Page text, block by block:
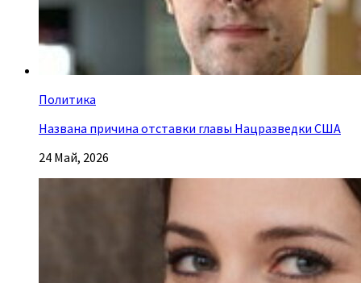
Политика
Названа причина отставки главы Нацразведки США
24 Май, 2026